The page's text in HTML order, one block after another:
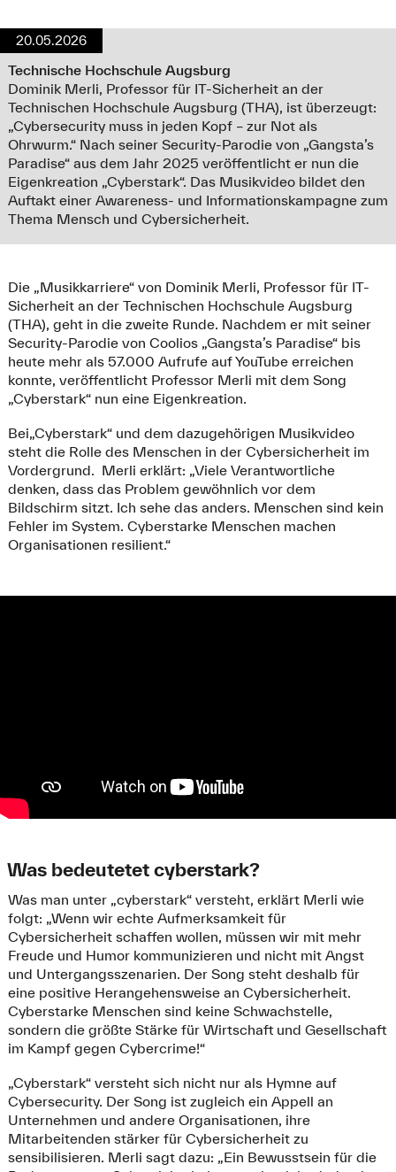
20.05.2026
Technische Hochschule Augsburg
Dominik Merli, Professor für IT-Sicherheit an der
Technischen Hochschule Augsburg (THA), ist überzeugt:
„Cybersecurity muss in jeden Kopf – zur Not als
Ohrwurm.“ Nach seiner Security-Parodie von „Gangsta’s
Paradise“ aus dem Jahr 2025 veröffentlicht er nun die
Eigenkreation „Cyberstark“. Das Musikvideo bildet den
Auftakt einer Awareness- und Informationskampagne zum
Thema Mensch und Cybersicherheit.
Die „Musikkarriere“ von Dominik Merli, Professor für IT-
Sicherheit an der Technischen Hochschule Augsburg
(THA), geht in die zweite Runde. Nachdem er mit seiner
Security-Parodie von Coolios „Gangsta’s Paradise“ bis
heute mehr als 57.000 Aufrufe auf YouTube erreichen
konnte, veröffentlicht Professor Merli mit dem Song
„Cyberstark“ nun eine Eigenkreation.
Bei„Cyberstark“ und dem dazugehörigen Musikvideo
steht die Rolle des Menschen in der Cybersicherheit im
Vordergrund. Merli erklärt: „Viele Verantwortliche
denken, dass das Problem gewöhnlich vor dem
Bildschirm sitzt. Ich sehe das anders. Menschen sind kein
Fehler im System. Cyberstarke Menschen machen
Organisationen resilient.“
Was bedeutetet cyberstark?
Was man unter „cyberstark“ versteht, erklärt Merli wie
folgt: „Wenn wir echte Aufmerksamkeit für
Cybersicherheit schaffen wollen, müssen wir mit mehr
Freude und Humor kommunizieren und nicht mit Angst
und Untergangsszenarien. Der Song steht deshalb für
eine positive Herangehensweise an Cybersicherheit.
Cyberstarke Menschen sind keine Schwachstelle,
sondern die größte Stärke für Wirtschaft und Gesellschaft
im Kampf gegen Cybercrime!“
„Cyberstark“ versteht sich nicht nur als Hymne auf
Cybersecurity. Der Song ist zugleich ein Appell an
Unternehmen und andere Organisationen, ihre
Mitarbeitenden stärker für Cybersicherheit zu
sensibilisieren. Merli sagt dazu: „Ein Bewusstsein für die